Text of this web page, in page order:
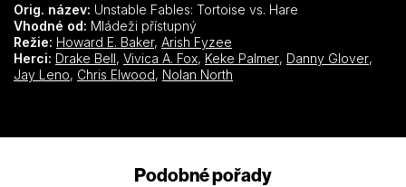
Orig. název: Unstable Fables: Tortoise vs. Hare
Vhodné od: Mládeži přístupný
Režie: Howard E. Baker, Arish Fyzee
Herci: Drake Bell, Vivica A. Fox, Keke Palmer, Danny Glover,
Jay Leno, Chris Elwood, Nolan North
Podobné pořady